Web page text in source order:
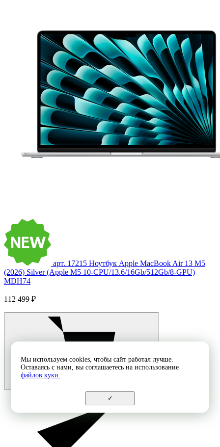
арт. 17215 Ноутбук Apple MacBook Air 13 M5
(2026) Silver (Apple M5 10-CPU/13.6/16Gb/512Gb/8-GPU)
MDH74
112 499 ₽
Мы используем cookies, чтобы сайт работал лучше.
Оставаясь с нами, вы соглашаетесь на использование
файлов куки.
✓